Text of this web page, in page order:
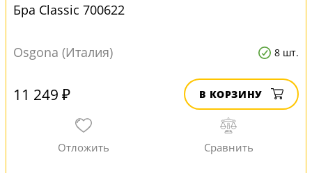
Бра Classic 700622
Osgona (Италия) 8 шт.
11 249 ₽ В КОРЗИНУ